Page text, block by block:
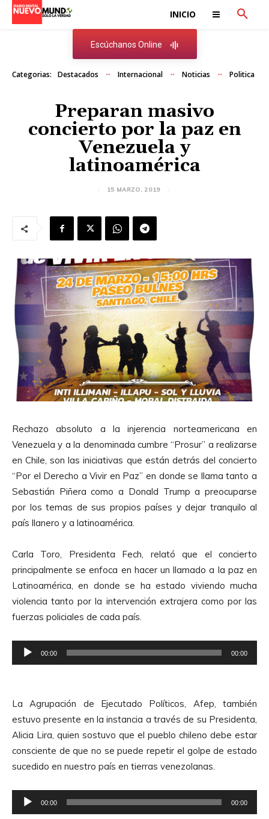
INICIO
Escúchanos Online
Categorias: Destacados Internacional Noticias Politica
Preparan masivo
concierto por la paz en
Venezuela y
latinoamérica
15 MARZO, 2019
Rechazo absoluto a la injerencia norteamericana en
Venezuela y a la denominada cumbre “Prosur” a realizarse
en Chile, son las iniciativas que están detrás del concierto
“Por el Derecho a Vivir en Paz” en donde se llama tanto a
Sebastián Piñera como a Donald Trump a preocuparse
por los temas de sus propios países y dejar tranquilo al
país llanero y a latinoamérica.
Carla Toro, Presidenta Fech, relató que el concierto
principalmente se enfoca en hacer un llamado a la paz en
Latinoamérica, en donde se ha estado viviendo mucha
violencia tanto por la intervención extrajera como por las
fuerzas policiales de cada país.
e
o
d
u
c
t
o
00:00 00:00
La Agrupación de Ejecutado Políticos, Afep, también
estuvo presente en la instancia a través de su Presidenta,
Alicia Lira, quien sostuvo que el pueblo chileno debe estar
consciente de que no se puede repetir el golpe de estado
sucedido en nuestro país en tierras venezolanas.
e
00:00 00:00